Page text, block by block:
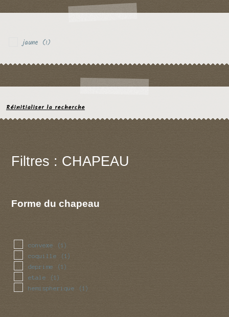
jaune (1)
Réinitialiser la recherche
Filtres : CHAPEAU
Forme du chapeau
convexe (1)
coquille (1)
deprime (1)
etale (1)
hemispherique (1)